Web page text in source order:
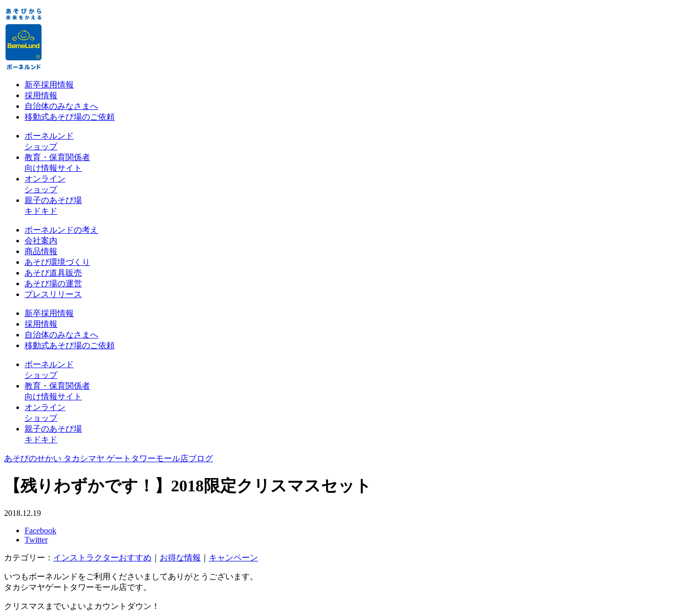
新卒採用情報
採用情報
自治体のみなさまへ
移動式あそび場のご依頼
ボーネルンド
ショップ
教育・保育関係者
向け情報サイト
オンライン
ショップ
親子のあそび場
キドキド
ボーネルンドの考え
会社案内
商品情報
あそび環境づくり
あそび道具販売
あそび場の運営
プレスリリース
新卒採用情報
採用情報
自治体のみなさまへ
移動式あそび場のご依頼
ボーネルンド
ショップ
教育・保育関係者
向け情報サイト
オンライン
ショップ
親子のあそび場
キドキド
あそびのせかい タカシマヤ ゲートタワーモール店ブログ
【残りわずかです！】2018限定クリスマスセット
2018.12.19
Facebook
Twitter
カテゴリー： インストラクターおすすめ お得な情報 キャンペーン
いつもボーネルンドをご利用くださいましてありがとうございます。
タカシマヤゲートタワーモール店です。
クリスマスまでいよいよカウントダウン！